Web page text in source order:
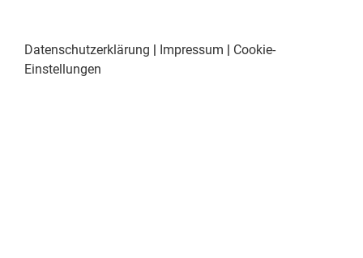
Datenschutzerklärung Impressum
Cookie-
Einstellungen